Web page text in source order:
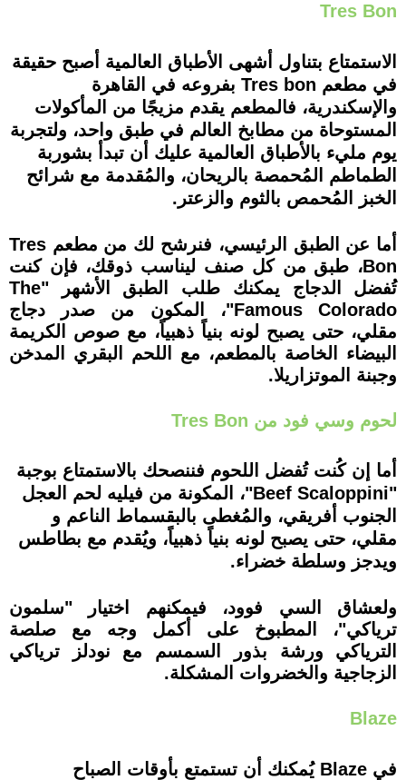
Tres Bon
الاستمتاع بتناول أشهى الأطباق العالمية أصبح حقيقة
في مطعم Tres bon بفروعه في القاهرة
والإسكندرية، فالمطعم يقدم مزيجًا من المأكولات
المستوحاة من مطابخ العالم في طبق واحد، ولتجربة
يوم مليء بالأطباق العالمية عليك أن تبدأ بشوربة
الطماطم المُحمصة بالريحان، والمُقدمة مع شرائح
الخبز المُحمص بالثوم والزعتر.
أما عن الطبق الرئيسي، فنرشح لك من مطعم Tres
Bon، طبق من كل صنف ليناسب ذوقك، فإن كنت
تُفضل الدجاج يمكنك طلب الطبق الأشهر "The
Famous Colorado"، المكون من صدر دجاج
مقلي، حتى يصبح لونه بنياً ذهبياً، مع صوص الكريمة
البيضاء الخاصة بالمطعم، مع اللحم البقري المدخن
وجبنة الموتزاريلا.
لحوم وسي فود من Tres Bon
أما إن كُنت تُفضل اللحوم فننصحك بالاستمتاع بوجبة
"Beef Scaloppini"، المكونة من فيليه لحم العجل
الجنوب أفريقي، والمُغطى بالبقسماط الناعم و
مقلي، حتى يصبح لونه بنياً ذهبياً، ويُقدم مع بطاطس
ويدجز وسلطة خضراء.
ولعشاق السي فوود، فيمكنهم اختيار "سلمون
ترياكي"، المطبوخ على أكمل وجه مع صلصة
الترياكي ورشة بذور السمسم مع نودلز ترياكي
الزجاجية والخضروات المشكلة.
Blaze
في Blaze يُمكنك أن تستمتع بأوقات الصباح